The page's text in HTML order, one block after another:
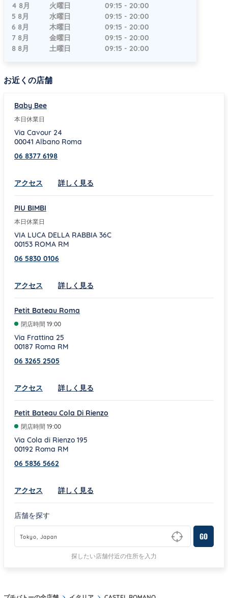
4 8月
火曜日 09:15 - 20:00
5 8月
水曜日 09:15 - 20:00
6 8月
木曜日 09:15 - 20:00
7 8月
金曜日 09:15 - 20:00
8 8月
土曜日 09:15 - 20:00
お近くの店舗
Baby Bee
本日休業日
Via Cavour 24
00041 Albano Roma
06 8377 6198
アクセス Link Opens in New Tab
詳しく見る
PIU BIMBI
本日休業日
VIA LUCA DELLA RABBIA 36C
00153 ROMA RM
06 5830 0106
アクセス Link Opens in New Tab
詳しく見る
Petit Bateau Roma
閉店時間 19:00
Via Frattina 25
00187 Roma RM
06 3265 2505
アクセス Link Opens in New Tab
詳しく見る
Petit Bateau Cola Di Rienzo
閉店時間 19:00
Via Cola di Rienzo 195
00192 Roma RM
06 5836 5662
アクセス Link Opens in New Tab
詳しく見る
店舗を探す
GO
探したい店舗付近の住所を入力